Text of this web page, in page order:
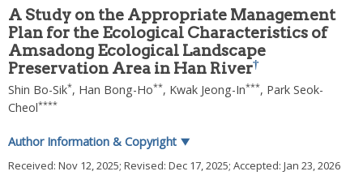
o
n
A Study on the Appropriate Management
Plan for the Ecological Characteristics of
Amsadong Ecological Landscape
Preservation Area in Han River†
Shin Bo-Sik*, Han Bong-Ho**, Kwak Jeong-In***, Park Seok-
Cheol****
Author Information & Copyright ▼
Received: Nov 12, 2025; Revised: Dec 17, 2025; Accepted: Jan 23, 2026